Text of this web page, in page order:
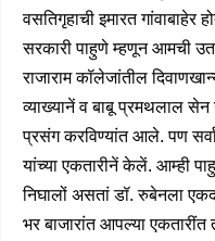
वसतिगृहाची इमारत गांवाबाहेर
सरकारी पाहुणे म्हणून आमची
राजाराम कॉलेजांतील
व्याख्यानें व बाबू प्रमथलाल सेन
प्रसंग करविण्यांत आले. पण
यांच्या एकतारीनें केलें. आम्ही
निघालों असतां डॉ. रुबेनला
भर बाजारांत आपल्या एकतारींत